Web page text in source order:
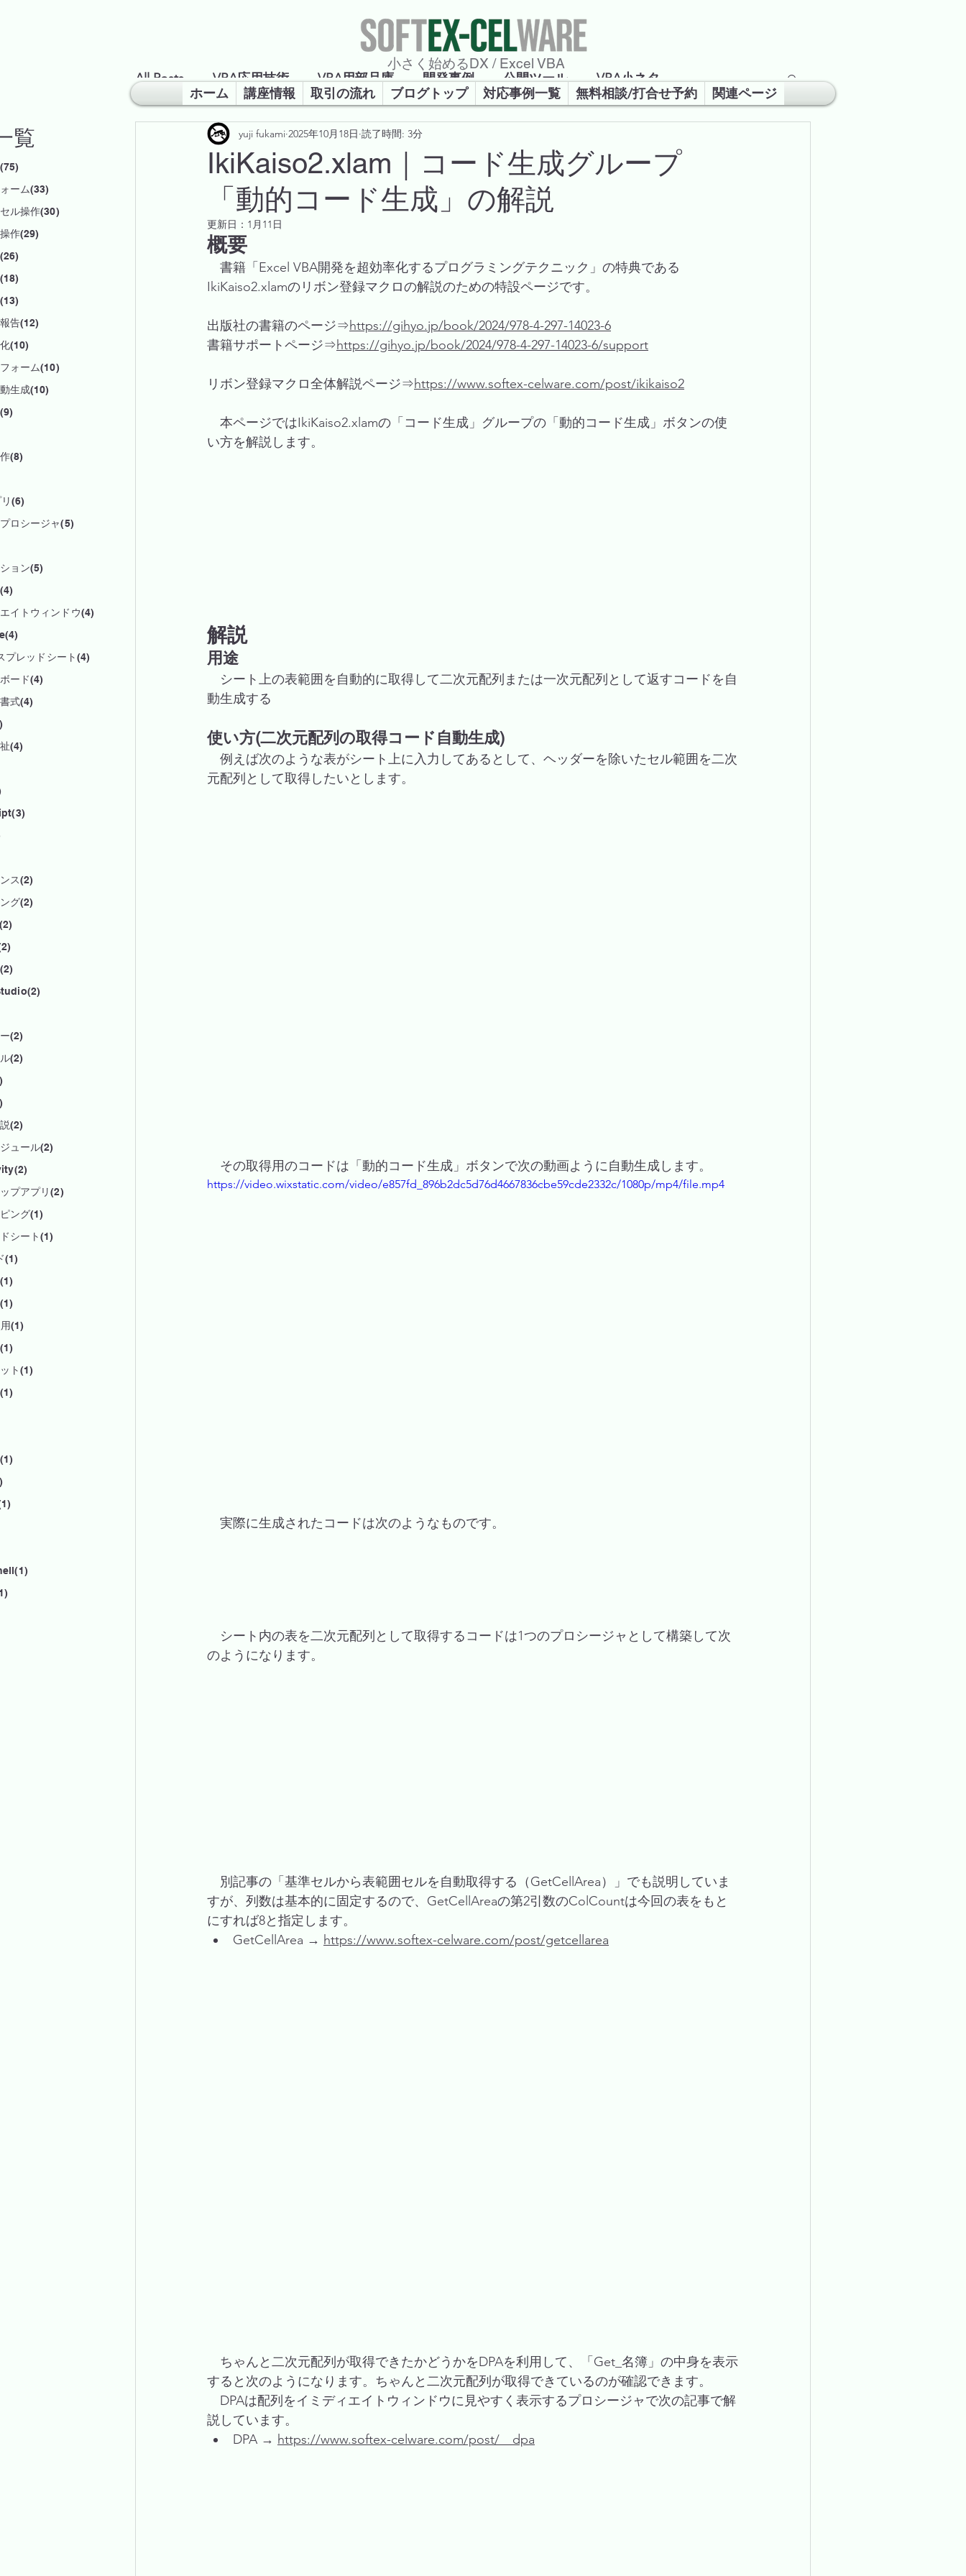
​小さく始めるDX / Excel VBA
ホーム
講座情報 取引の流れ ブログトップ 対応事例一覧 無料相談/打合せ予約 関連ページ
覧
ーム(33)
ル操作(30)
作(29)
告(12)
(10)
ォーム(10)
生成(10)
(8)
(6)
ロシージャ(5)
ョン(5)
イトウィンドウ(4)
プレッドシート(4)
ード(4)
式(4)
(4)
ス(2)
グ(2)
(2)
(2)
(2)
ュール(2)
プアプリ(2)
ング(1)
シート(1)
(1)
(1)
ト(1)
All Posts VBA応用技術 VBA用部品庫 開発事例 公開ツール VBA小ネタ
業務改善のヒント 超勉強会
IkiKaiso2.xlam｜コード生成グループ
「動的コード生成」の解説
yuji fukami 2025年10月18日 読了時間: 3分
更新日： 1月11日
概要
書籍「Excel VBA開発を超効率化するプログラミングテクニック」の特典である
IkiKaiso2.xlamのリボン登録マクロの解説のための特設ページです。
出版社の書籍のページ⇒https://gihyo.jp/book/2024/978-4-297-14023-6
書籍サポートページ⇒https://gihyo.jp/book/2024/978-4-297-14023-6/support
リボン登録マクロ全体解説ページ⇒https://www.softex-celware.com/post/ikikaiso2
本ページではIkiKaiso2.xlamの「コード生成」グループの「動的コード生成」ボタンの使
い方を解説します。
解説
用途
シート上の表範囲を自動的に取得して二次元配列または一次元配列として返すコードを自
動生成する
使い方(二次元配列の取得コード自動生成)
例えば次のような表がシート上に入力してあるとして、ヘッダーを除いたセル範囲を二次
元配列として取得したいとします。
その取得用のコードは「動的コード生成」ボタンで次の動画ように自動生成します。
https://video.wixstatic.com/video/e857fd_896b2dc5d76d4667836cbe59cde2332c/1080p/mp4/file.mp4
実際に生成されたコードは次のようなものです。
シート内の表を二次元配列として取得するコードは1つのプロシージャとして構築して次
のようになります。
別記事の「基準セルから表範囲セルを自動取得する（GetCellArea）」でも説明していま
すが、列数は基本的に固定するので、GetCellAreaの第2引数のColCountは今回の表をもと
にすれば8と指定します。
GetCellArea → https://www.softex-celware.com/post/getcellarea
ちゃんと二次元配列が取得できたかどうかをDPAを利用して、「Get_名簿」の中身を表示
すると次のようになります。ちゃんと二次元配列が取得できているのが確認できます。
DPAは配列をイミディエイトウィンドウに見やすく表示するプロシージャで次の記事で解
説しています。
DPA → https://www.softex-celware.com/post/__dpa